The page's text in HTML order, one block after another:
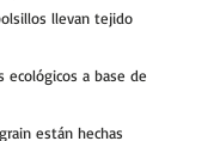
llevan tejido
ecológicos a base de
están hechas